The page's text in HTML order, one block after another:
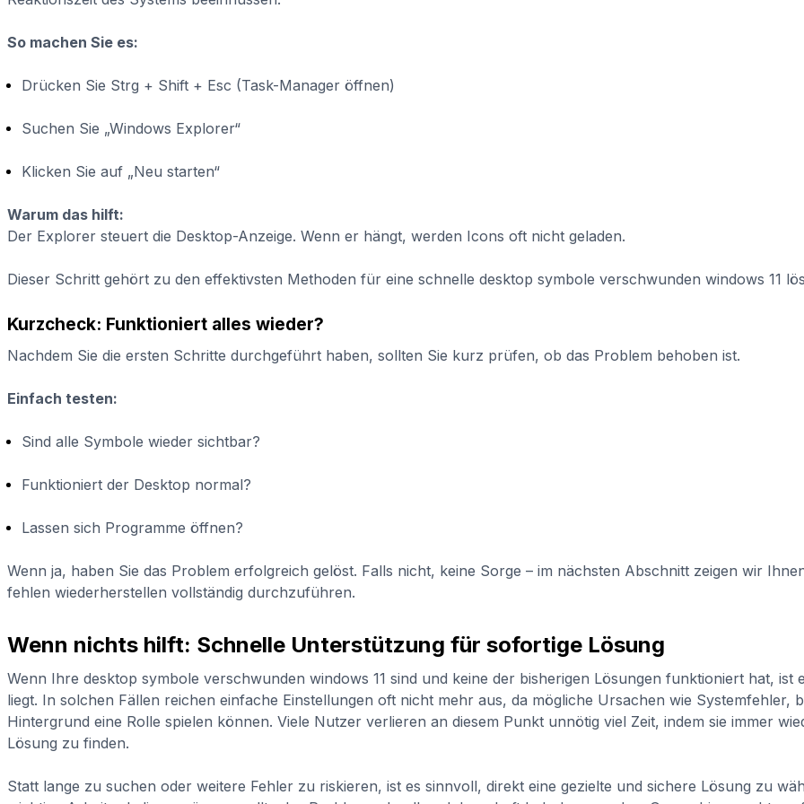
So machen Sie es:
Drücken Sie Strg + Shift + Esc (Task-Manager öffnen)
Suchen Sie „Windows Explorer“
Klicken Sie auf „Neu starten“
Warum das hilft:
Der Explorer steuert die Desktop-Anzeige. Wenn er hängt, werden Icons oft nicht geladen.
Dieser Schritt gehört zu den effektivsten Methoden für eine schnelle desktop symbole verschwunden windows 11
Kurzcheck: Funktioniert alles wieder?
Nachdem Sie die ersten Schritte durchgeführt haben, sollten Sie kurz prüfen, ob das Problem behoben ist.
Einfach testen:
Sind alle Symbole wieder sichtbar?
Funktioniert der Desktop normal?
Lassen sich Programme öffnen?
Wenn ja, haben Sie das Problem erfolgreich gelöst. Falls nicht, keine Sorge – im nächsten Abschnitt zeigen wir
fehlen wiederherstellen vollständig durchzuführen.
Wenn nichts hilft: Schnelle Unterstützung für sofortige Lösung
Wenn Ihre desktop symbole verschwunden windows 11 sind und keine der bisherigen Lösungen funktioniert hat, ist
liegt. In solchen Fällen reichen einfache Einstellungen oft nicht mehr aus, da mögliche Ursachen wie Systemfehler,
Hintergrund eine Rolle spielen können. Viele Nutzer verlieren an diesem Punkt unnötig viel Zeit, indem sie immer
Lösung zu finden.
Statt lange zu suchen oder weitere Fehler zu riskieren, ist es sinnvoll, direkt eine gezielte und sichere Lösung zu